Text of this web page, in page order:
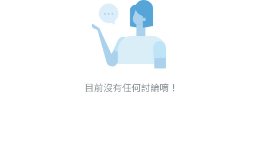
目前沒有任何討論唷！